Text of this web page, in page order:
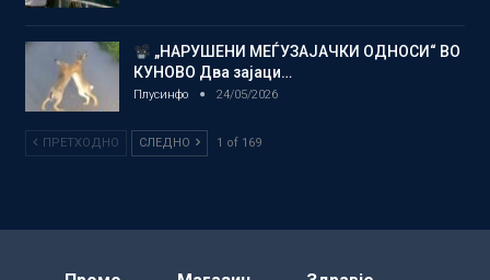
„НАРУШЕНИ МЕЃУЗАЈАЧКИ ОДНОСИ“ ВО
КУНОВО Два зајаци…
Плусинфо 24/05/2026
ПРЕТХОДНО СЛЕДНО 1 of 169